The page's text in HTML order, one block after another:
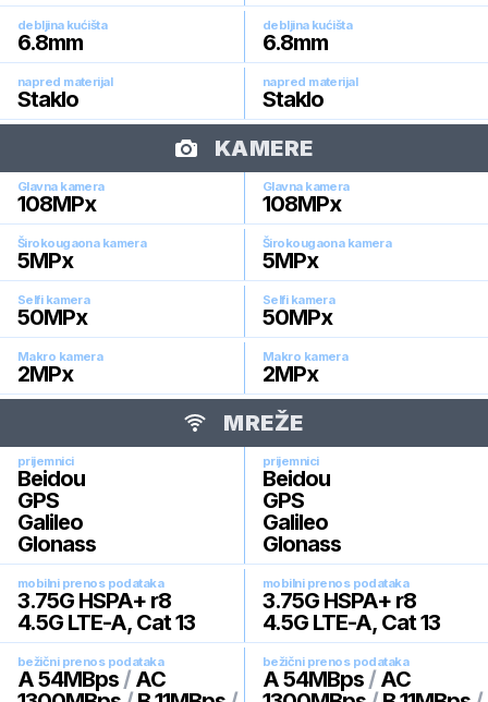
debljina kućišta
6.8mm
debljina kućišta
6.8mm
napred materijal
Staklo
napred materijal
Staklo
KAMERE
Glavna kamera
108MPx
Glavna kamera
108MPx
Širokougaona kamera
5MPx
Širokougaona kamera
5MPx
Selfi kamera
50MPx
Selfi kamera
50MPx
Makro kamera
2MPx
Makro kamera
2MPx
MREŽE
prijemnici
Beidou
GPS
Galileo
Glonass
prijemnici
Beidou
GPS
Galileo
Glonass
mobilni prenos podataka
3.75G HSPA+ r8
4.5G LTE-A, Cat 13
mobilni prenos podataka
3.75G HSPA+ r8
4.5G LTE-A, Cat 13
bežični prenos podataka
A 54MBps / AC
bežični prenos podataka
A 54MBps / AC